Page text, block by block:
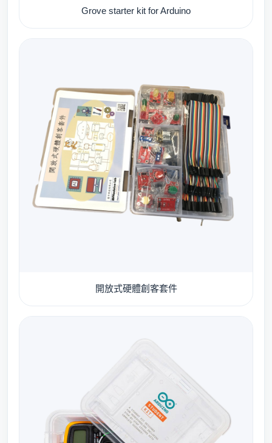
Grove starter kit for Arduino
開放式硬體創客套件